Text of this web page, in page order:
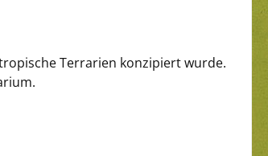
Terrarien konzipiert wurde.